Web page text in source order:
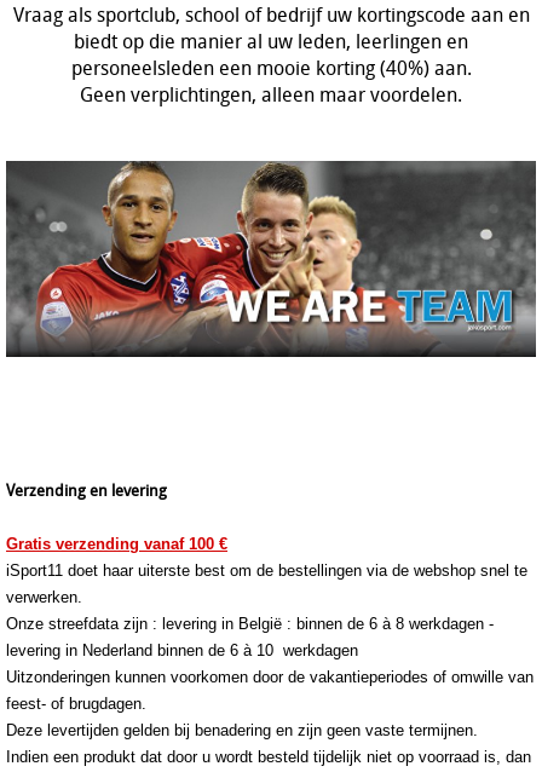
Vraag als sportclub, school of bedrijf uw kortingscode aan en
biedt op die manier al uw leden, leerlingen en
personeelsleden een mooie korting (40%) aan.
Geen verplichtingen, alleen maar voordelen.
Verzending en levering
Gratis verzending vanaf 100 €
iSport11 doet haar uiterste best om de bestellingen via de webshop snel te
verwerken.
Onze streefdata zijn : levering in België : binnen de 6 à 8 werkdagen -
levering in Nederland binnen de 6 à 10 werkdagen
Uitzonderingen kunnen voorkomen door de vakantieperiodes of omwille van
feest- of brugdagen.
Deze levertijden gelden bij benadering en zijn geen vaste termijnen.
Indien een produkt dat door u wordt besteld tijdelijk niet op voorraad is, dan